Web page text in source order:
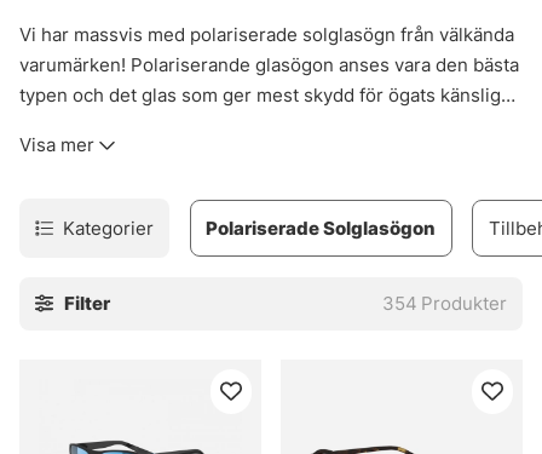
Vi har massvis med polariserade solglasögn från välkända
varumärken! Polariserande glasögon anses vara den bästa
typen och det glas som ger mest skydd för ögats känsliga
för säkerhet, men även för att lättare kunna pricka in sina
maximerar kontrasterna från din omgivning och minimerar
eventuellt blänk från exempelvis snö, is och vatten. Ljuset
fullständigt bort och resterande ljus når istället ögat. Ett
Visa mer
Kategorier Polariserade Solglasögon
Filter 354 Produkter